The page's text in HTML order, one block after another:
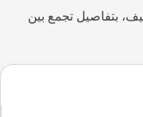
بتفاصيل تجمع بين